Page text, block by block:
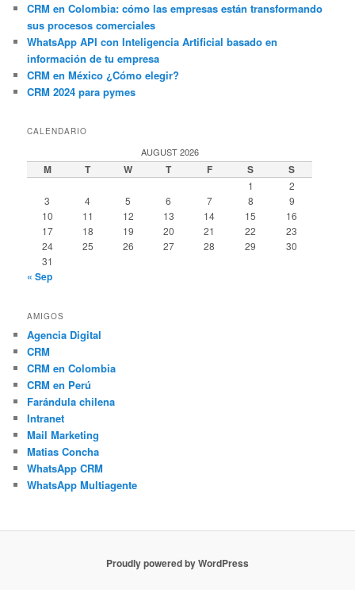
CRM en Colombia: cómo las empresas están transformando
sus procesos comerciales
WhatsApp API con Inteligencia Artificial basado en
información de tu empresa
CRM en México ¿Cómo elegir?
CRM 2024 para pymes
CALENDARIO
AUGUST 2026
M T W T F S S
1
2
3
4 5 6 7 8
9
10
11 12 13 14 15
16
17
18 19 20 21 22
23
24
25 26 27 28 29
30
31
« Sep
AMIGOS
Agencia Digital
CRM
CRM en Colombia
CRM en Perú
Farándula chilena
Intranet
Mail Marketing
Matias Concha
WhatsApp CRM
WhatsApp Multiagente
Proudly powered by WordPress